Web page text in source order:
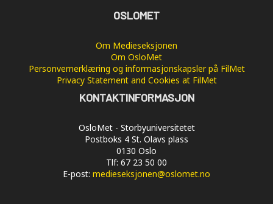
OSLOMET
Om Medieseksjonen
Om OsloMet
Personvernerklæring og informasjonskapsler på FilMet
Privacy Statement and Cookies at FilMet
KONTAKTINFORMASJON
OsloMet - Storbyuniversitetet
Postboks 4 St. Olavs plass
0130 Oslo
Tlf: 67 23 50 00
E-post: medieseksjonen@oslomet.no